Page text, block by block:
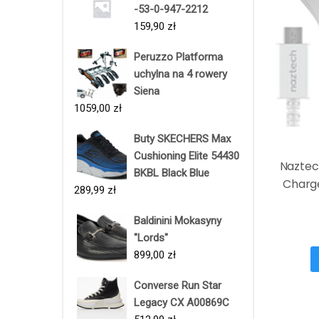
-53-0-947-2212
159,90 zł
Peruzzo Platforma
uchylna na 4 rowery
Siena
1059,00 zł
Buty SKECHERS Max
Cushioning Elite 54430
BKBL Black Blue
289,99 zł
Baldinini Mokasyny
"Lords"
899,00 zł
Converse Run Star
Legacy CX A00869C